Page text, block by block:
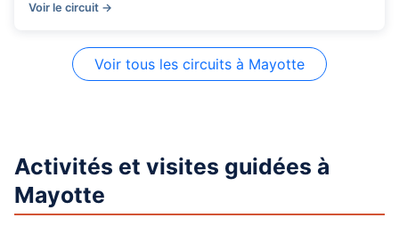
Voir le circuit →
Voir tous les circuits à Mayotte
Activités et visites guidées à
Mayotte